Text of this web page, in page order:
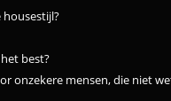
best?
onzekere mensen, die niet